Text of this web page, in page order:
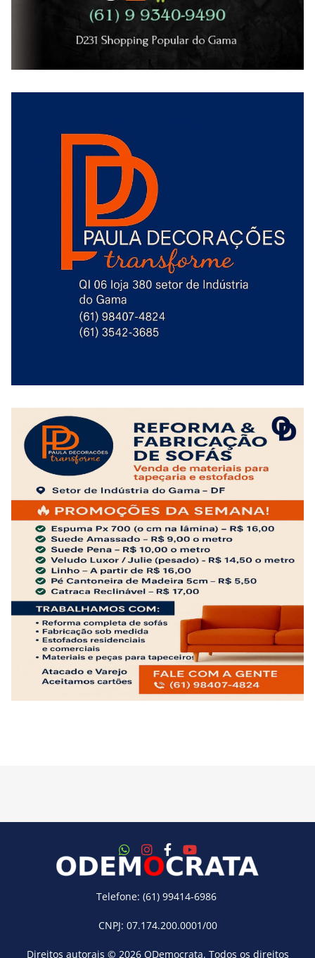
Telefone: (61) 99414-6986
CNPJ: 07.174.200.0001/00
Direitos autorais © 2026 ODemocrata. Todos os direitos